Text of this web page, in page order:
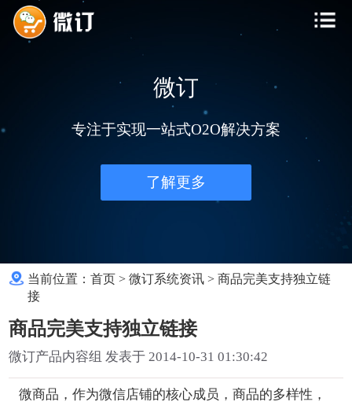
微订
专注于实现一站式O2O解决方案
了解更多
当前位置：首页 >微订系统资讯 >商品完美支持独立链
接
商品完美支持独立链接
微订产品内容组 发表于 2014-10-31 01:30:42
微商品，作为微信店铺的核心成员，商品的多样性，